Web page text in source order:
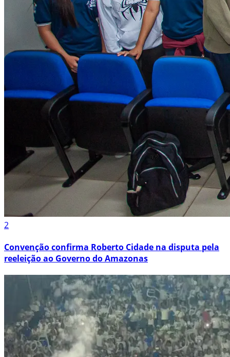
2
Convenção confirma Roberto Cidade na disputa pela
reeleição ao Governo do Amazonas